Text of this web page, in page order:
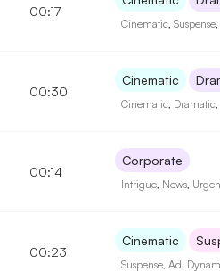
00:17
Cinematic ,Suspense
00:30
Cinematic
Cinematic Dramatic
00:14
Corporate
Intrigue News
00:23
Cinematic
Suspense ,Ad